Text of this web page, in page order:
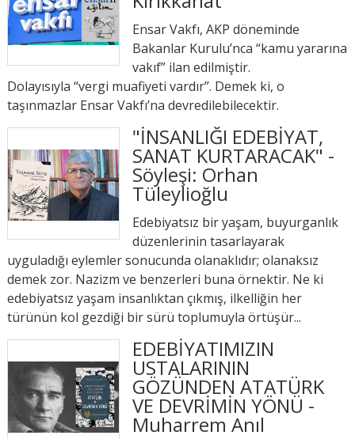
Ensar Vakfı, AKP döneminde
Bakanlar Kurulu’nca “kamu yararına
vakıf” ilan edilmiştir.
Dolayısıyla “vergi muafiyeti vardır”. Demek ki, o
taşınmazlar Ensar Vakfı’na devredilebilecektir.
"İNSANLIĞI EDEBİYAT,
SANAT KURTARACAK" -
Söyleşi: Orhan
Tüleylioğlu
Edebiyatsız bir yaşam, buyurganlık
düzenlerinin tasarlayarak
uyguladığı eylemler sonucunda olanaklıdır; olanaksız
demek zor. Nazizm ve benzerleri buna örnektir. Ne ki
edebiyatsız yaşam insanlıktan çıkmış, ilkelliğin her
türünün kol gezdiği bir sürü toplumuyla örtüşür...
EDEBİYATIMIZIN
USTALARININ
GÖZÜNDEN ATATÜRK
VE DEVRİMİN YÖNÜ -
Muharrem Anıl